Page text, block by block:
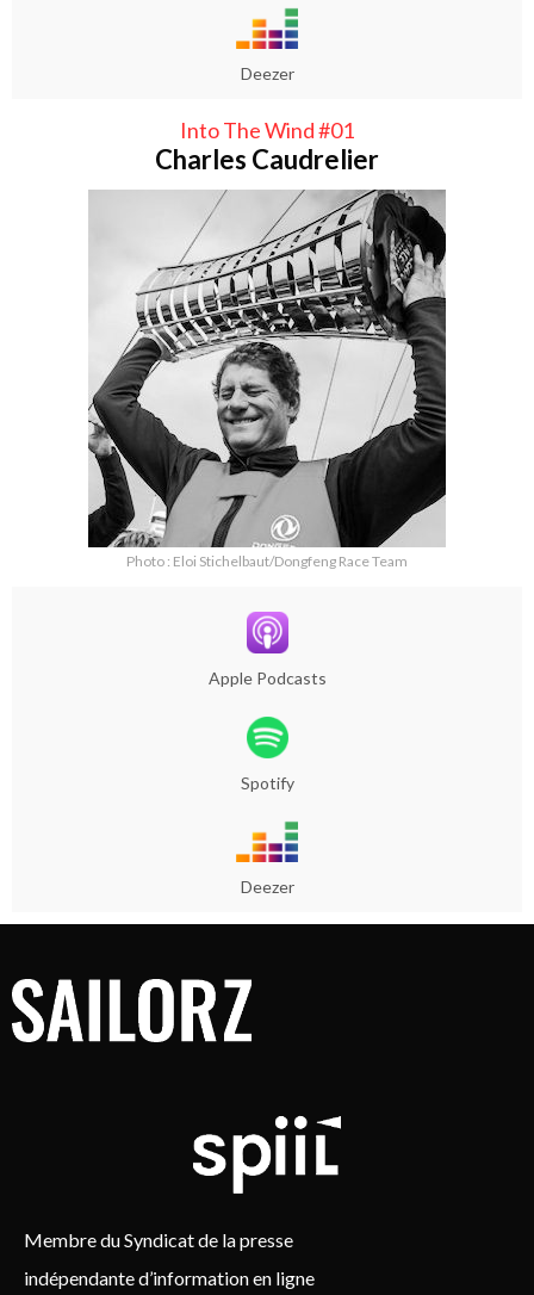
Deezer
Into The Wind #01
Charles Caudrelier
Photo : Eloi Stichelbaut/Dongfeng Race Team
Apple Podcasts
Spotify
Deezer
Membre du Syndicat de la presse
indépendante d’information en ligne